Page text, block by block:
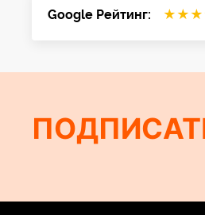
Google Рейтинг: ★ ★ ★